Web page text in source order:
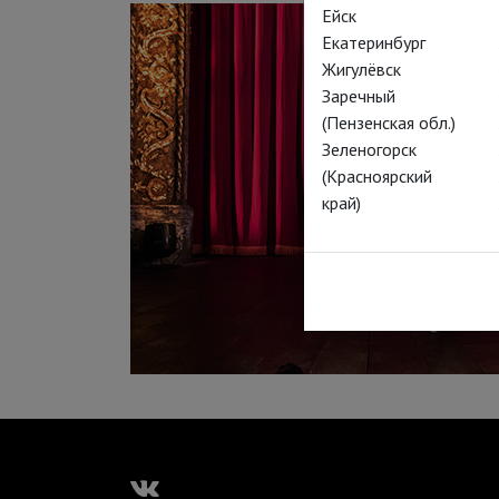
Ейск
Екатеринбург
Жигулёвск
Заречный
(Пензенская обл.)
Зеленогорск
(Красноярский
край)